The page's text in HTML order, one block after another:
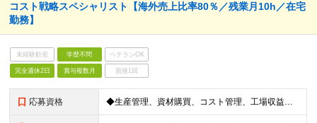
コスト戦略スペシャリスト【海外売上比率80％／残業月10h／在宅
勤務】
未経験歓迎 学歴不問 ベテランOK
完全週休2日 賞与複数月 面接1回
応募資格 ◆生産管理、資材購買、コスト管理、工場収益管理など、いずれかの生産活動業務に従事した経験がある方 ◆コスト削減施策の企画・推進を主導した実績がある方